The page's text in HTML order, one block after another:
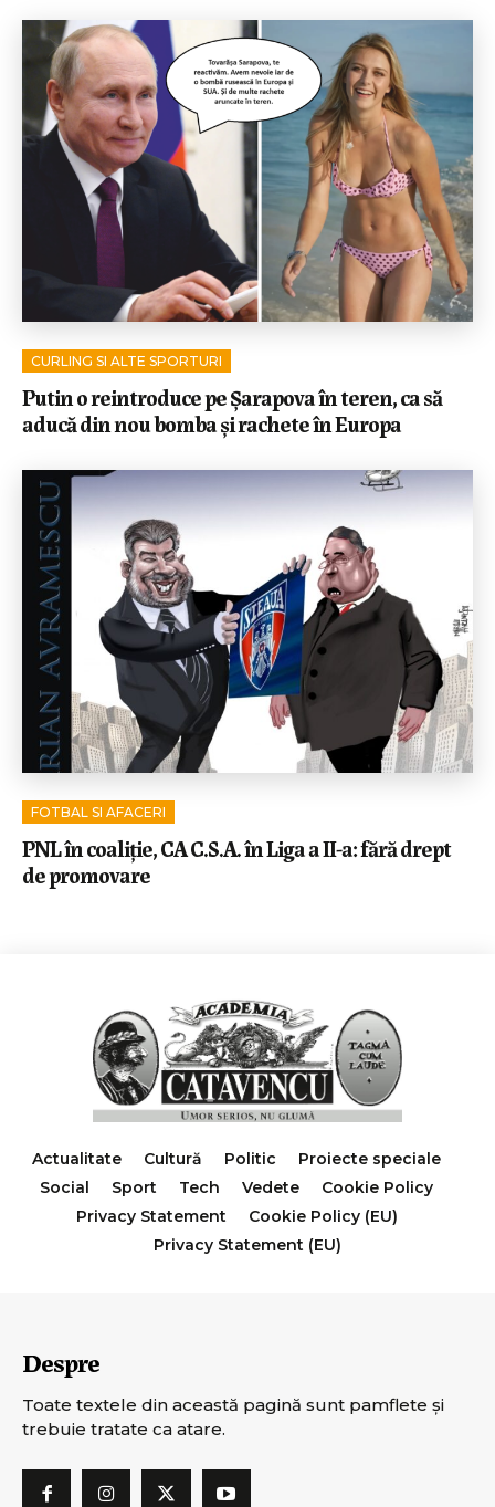
CURLING SI ALTE SPORTURI
Putin o reintroduce pe Șarapova în teren, ca să
aducă din nou bomba și rachete în Europa
FOTBAL SI AFACERI
PNL în coaliție, CA C.S.A. în Liga a II-a: fără drept
de promovare
Actualitate Cultură Politic
Proiecte speciale
Social
Sport Tech Vedete
Cookie Policy
Privacy Statement
Cookie Policy (EU)
Privacy Statement (EU)
Despre
Toate textele din această pagină sunt pamflete şi
trebuie tratate ca atare.